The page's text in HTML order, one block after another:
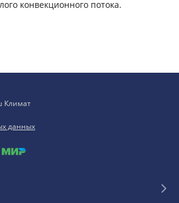
конвекционного потока.
Климат
данных